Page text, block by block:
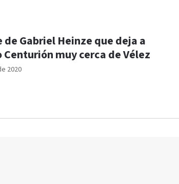
2020
de Gabriel Heinze que deja a
Centurión muy cerca de Vélez